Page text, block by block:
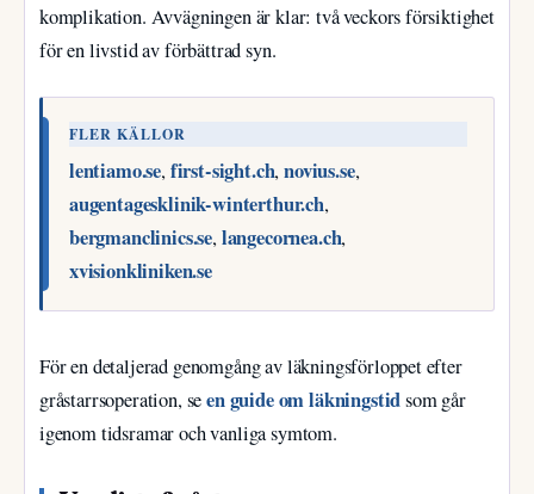
komplikation. Avvägningen är klar: två veckors försiktighet
för en livstid av förbättrad syn.
FLER KÄLLOR
lentiamo.se,first-sight.ch,novius.se,
augentagesklinik-winterthur.ch,
bergmanclinics.se,langecornea.ch,
xvisionkliniken.se
För en detaljerad genomgång av läkningsförloppet efter
gråstarrsoperation, seen guide om läkningstidsom går
igenom tidsramar och vanliga symtom.